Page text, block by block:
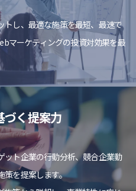
トし、最適な施策を最短、最速で
マーケティングの投資対効果を最
づく提案力
ット企業の行動分析、競合企業動
策を提案します。